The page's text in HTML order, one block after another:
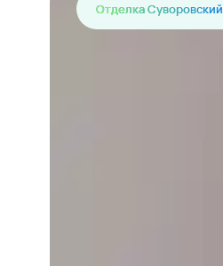
Отделка Суворовский